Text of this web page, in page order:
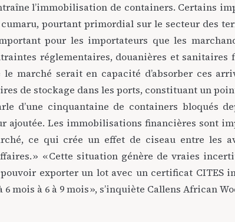
l’immobilisation de containers. Certains
pourtant primordial sur le secteur des
pour les importateurs que les
réglementaires, douanières et sanitaires
marché serait en capacité d’absorber ces
de stockage dans les ports, constituant un
d’une cinquantaine de containers bloqués
ajoutée. Les immobilisations financières sont
ce qui crée un effet de ciseau entre les
» « Cette situation génère de vraies
exporter un lot avec un certificat CITES
mois à 6 à 9 mois », s’inquiète Callens African